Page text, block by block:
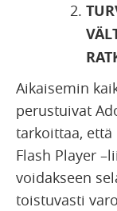
Aikaisemin
perustuivat
tarkoittaa,
Flash Player
voidakseen
toistuvasti